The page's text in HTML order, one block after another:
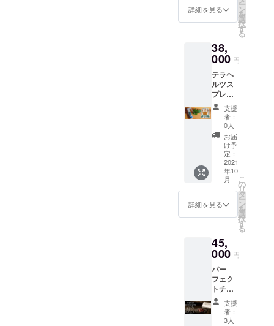
elect/78
2-1GD
■その他
ユー
マー
ケット
で販売
してい
る商品
より2点
～5点ほ
ど組み
合わせ
てお届
けいた
しま
す。 ■
郵送で
けとな
りま
6-1 -
コレー
ト
nyoum
arket.c
om/cat
egory/-/
375-1 -
むぎが
ゆ
https://i
nyoum
arket.c
om/cat
egory/-/
除菌ス
プレー
arket.c
om/cat
egory/s
elect/78
2-1GD
■オーガ
ニック
な焼き
菓子詰
飲むミ
arket.c
om/cat
minery/
501-1 -
ビタミ
ンC
https://i
nyoum
arket.c
om/cat
egory/-/
1061-1
- バスタ
イム
https://i
nyoum
nyou/63
6-1 -
フェク
トチョ
コレー
ト
https://i
nyoum
ク
チュー
ス
〝フィ
ヴェー
ル〟を
お得に
お届け
ご支援
方法：
１． ま
ず、こ
ちらの
サイト
でご支
援を
行って
いただ
く ２．
リジナ
ル五行
行う
（診断
は別
ページ
より
行って
詳細を見る ー
ン
を
選
択
す
る
38,
000 円
テラヘ
ルツス
プレー
お得な5
個セッ
品の詳
細はこ
ちら>
https://i
nyoum
arket.c
om/cat
egory/s
elect/78
のお届
けとな
りま
す。
支援
者：
0人
お届
け予
定：
2021
年10
月
詳細を見る
こ
の
リ
タ
ー
ン
を
選
択
す
る
45,
000 円
パー
フェク
トチョ
コレー
ト お
得な10
支援
者：
3人